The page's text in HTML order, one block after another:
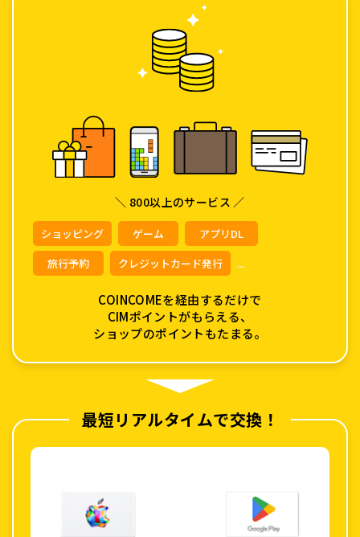
＼ 800以上のサービス ／
ショッピング ゲーム
アプリDL
旅行予約
クレジットカード発行 ...
COINCOMEを経由するだけで
CIMポイントがもらえる、
ショップのポイントもたまる。
最短リアルタイムで交換！